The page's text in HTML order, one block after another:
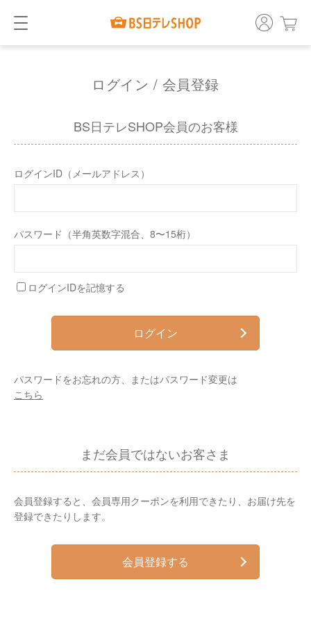
ログイン / 会員登録
BS日テレSHOP会員のお客様
ログインID（メールアドレス）
パスワード（半角英数字混合、8〜15桁）
ログインIDを記憶する
ログイン
パスワードをお忘れの方、またはパスワード変更は
こちら
まだ会員ではないお客さま
会員登録すると、会員専用クーポンを利用できたり、お届け先を
登録できたりします。
会員登録する